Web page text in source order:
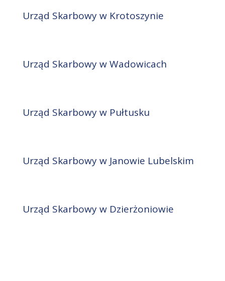
Urząd Skarbowy w Krotoszynie
Urząd Skarbowy w Wadowicach
Urząd Skarbowy w Pułtusku
Urząd Skarbowy w Janowie Lubelskim
Urząd Skarbowy w Dzierżoniowie